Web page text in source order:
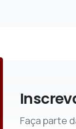
Faça parte